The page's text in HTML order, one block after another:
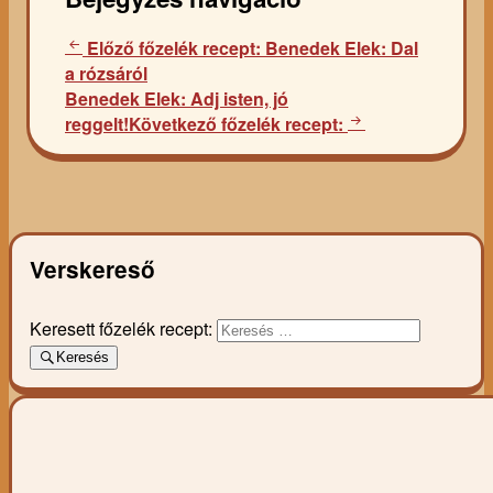
Előző főzelék recept: Benedek Elek: Dal
a rózsáról
Benedek Elek: Adj isten, jó
reggelt!Következő főzelék recept:
Verskereső
Keresett főzelék recept:
Keresés